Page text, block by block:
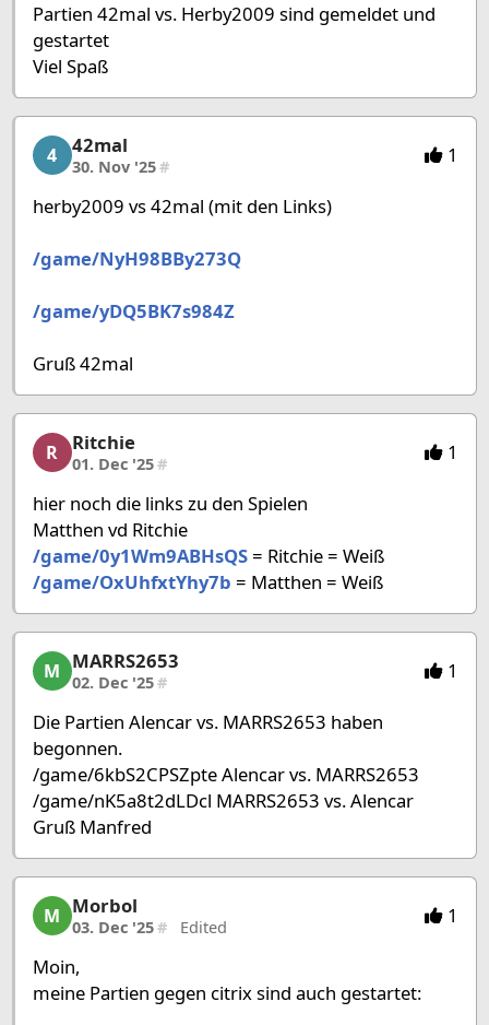
Partien 42mal vs. Herby2009 sind gemeldet und
gestartet
Viel Spaß
42mal, 20/53, 30. Nov '25
4 42mal
30. Nov '25# 1
herby2009 vs 42mal (mit den Links)
/game/NyH98BBy273Q
/game/yDQ5BK7s984Z
Gruß 42mal
Ritchie, 21/53, 01. Dec '25
R Ritchie
01. Dec '25# 1
hier noch die links zu den Spielen
Matthen vd Ritchie
/game/0y1Wm9ABHsQS= Ritchie = Weiß
/game/OxUhfxtYhy7b = Matthen = Weiß
MARRS2653, 22/53, 02. Dec '25
M MARRS2653
02. Dec '25# 1
Die Partien Alencar vs. MARRS2653 haben
begonnen.
/game/6kbS2CPSZpte Alencar vs. MARRS2653
/game/nK5a8t2dLDcl MARRS2653 vs. Alencar
Gruß Manfred
Morbol, 23/53, 03. Dec '25
M Morbol
03. Dec '25# Edited 1
Moin,
meine Partien gegen citrix sind auch gestartet: